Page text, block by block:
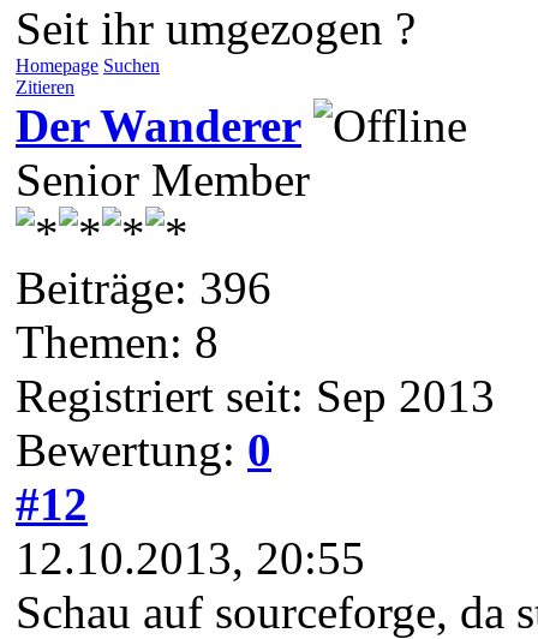
Seit ihr umgezogen ?
Homepage Suchen
Zitieren
Der Wanderer
Senior Member
Beiträge: 396
Themen: 8
Registriert seit: Sep 2013
Bewertung: 0
#12
12.10.2013, 20:55
Schau auf sourceforge, da